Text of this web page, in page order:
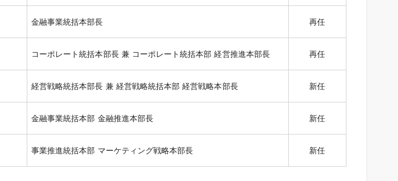
金融事業統括本部長 再任
コーポレート統括本部長 兼 コーポレート統括本部 経営推進本部長 再任
経営戦略統括本部長 兼 経営戦略統括本部 経営戦略本部長 新任
金融事業統括本部 金融推進本部長 新任
事業推進統括本部 マーケティング戦略本部長 新任